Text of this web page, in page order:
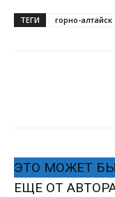
ТЕГИ горно-алтайск
ЭТО МОЖЕТ
ЕЩЕ ОТ